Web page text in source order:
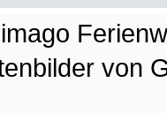
von